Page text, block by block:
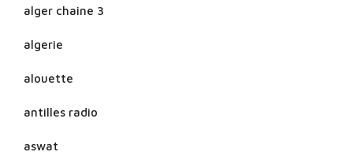
alger chaine 3
algerie
alouette
antilles radio
aswat